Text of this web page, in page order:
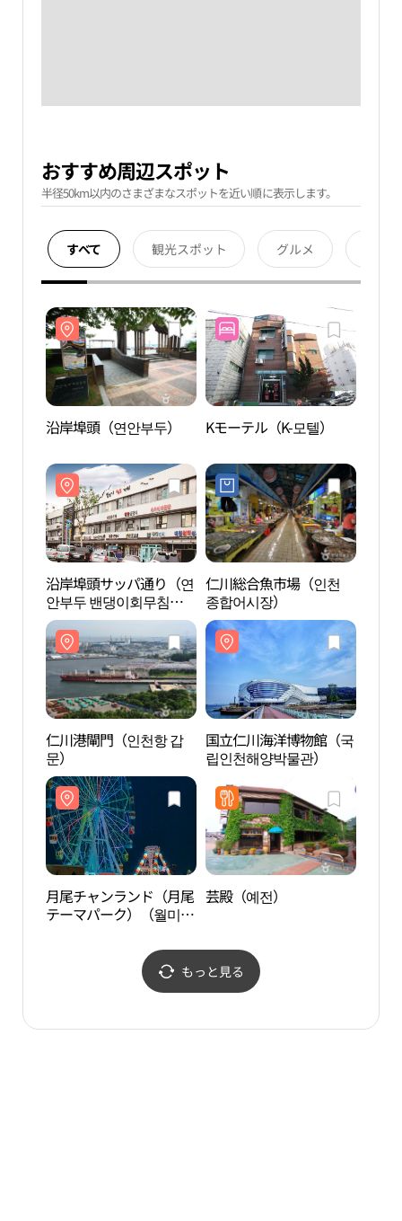
おすすめ周辺スポット
半径50km以内のさまざまなスポットを近い順に表示します。
すべて 観光スポット グルメ
沿岸埠頭（연안부두） Kモーテル（K-모텔）
沿岸埠頭サッパ通り（연
안부두 밴댕이회무침거
리）
仁川総合魚市場（인천
종합어시장）
仁川港閘門（인천항 갑
문）
国立仁川海洋博物館（국
립인천해양박물관）
月尾チャンランド（月尾
テーマパーク）（월미짱
芸殿（예전）
もっと見る